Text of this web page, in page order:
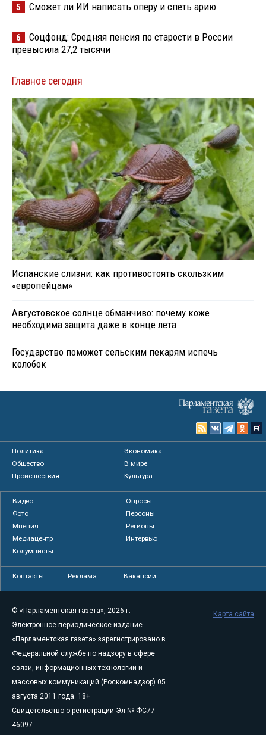
5 Сможет ли ИИ написать оперу и спеть арию
6
Соцфонд: Средняя пенсия по старости в России
превысила 27,2 тысячи
Главное сегодня
Испанские слизни: как противостоять скользким
«европейцам»
Августовское солнце обманчиво: почему коже
необходима защита даже в конце лета
Государство поможет сельским пекарям испечь
колобок
Политика
Экономика
Общество
В мире
Происшествия
Культура
Видео
Опросы
Фото
Персоны
Мнения
Регионы
Медиацентр
Интервью
Колумнисты
Контакты Реклама Вакансии
© «Парламентская газета», 2026 г.
Электронное периодическое издание
«Парламентская газета» зарегистрировано в
Федеральной службе по надзору в сфере
связи, информационных технологий и
массовых коммуникаций (Роскомнадзор) 05
августа 2011 года. 18+
Свидетельство о регистрации Эл № ФС77-
46097
Карта сайта